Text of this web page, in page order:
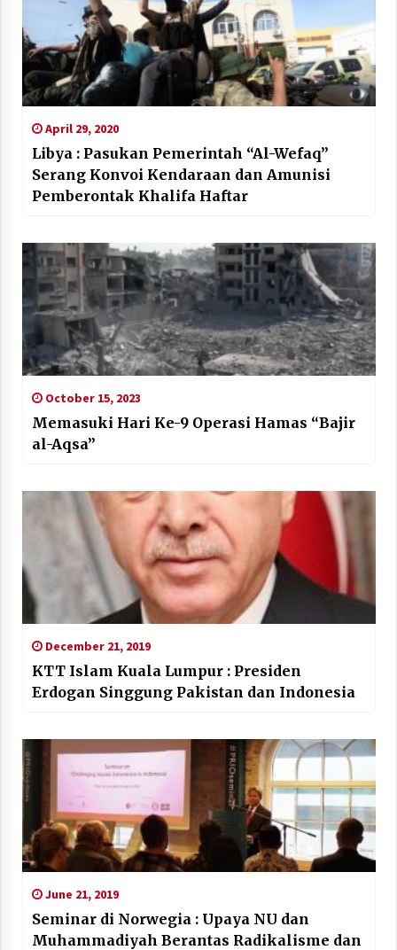
April 29, 2020
Libya : Pasukan Pemerintah “Al-Wefaq”
Serang Konvoi Kendaraan dan Amunisi
Pemberontak Khalifa Haftar
October 15, 2023
Memasuki Hari Ke-9 Operasi Hamas “Bajir
al-Aqsa”
December 21, 2019
KTT Islam Kuala Lumpur : Presiden
Erdogan Singgung Pakistan dan Indonesia
June 21, 2019
Seminar di Norwegia : Upaya NU dan
Muhammadiyah Berantas Radikalisme dan